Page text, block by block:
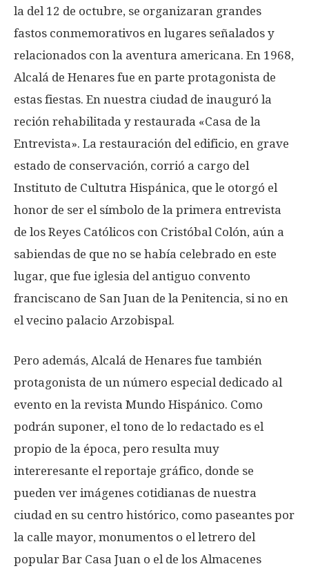
la del 12 de octubre, se organizaran grandes
fastos conmemorativos en lugares señalados y
relacionados con la aventura americana. En 1968,
Alcalá de Henares fue en parte protagonista de
estas fiestas. En nuestra ciudad de inauguró la
reción rehabilitada y restaurada «Casa de la
Entrevista». La restauración del edificio, en grave
estado de conservación, corrió a cargo del
Instituto de Cultutra Hispánica, que le otorgó el
honor de ser el símbolo de la primera entrevista
de los Reyes Católicos con Cristóbal Colón, aún a
sabiendas de que no se había celebrado en este
lugar, que fue iglesia del antiguo convento
franciscano de San Juan de la Penitencia, si no en
el vecino palacio Arzobispal.
Pero además, Alcalá de Henares fue también
protagonista de un número especial dedicado al
evento en la revista Mundo Hispánico. Como
podrán suponer, el tono de lo redactado es el
propio de la época, pero resulta muy
intereresante el reportaje gráfico, donde se
pueden ver imágenes cotidianas de nuestra
ciudad en su centro histórico, como paseantes por
la calle mayor, monumentos o el letrero del
popular Bar Casa Juan o el de los Almacenes